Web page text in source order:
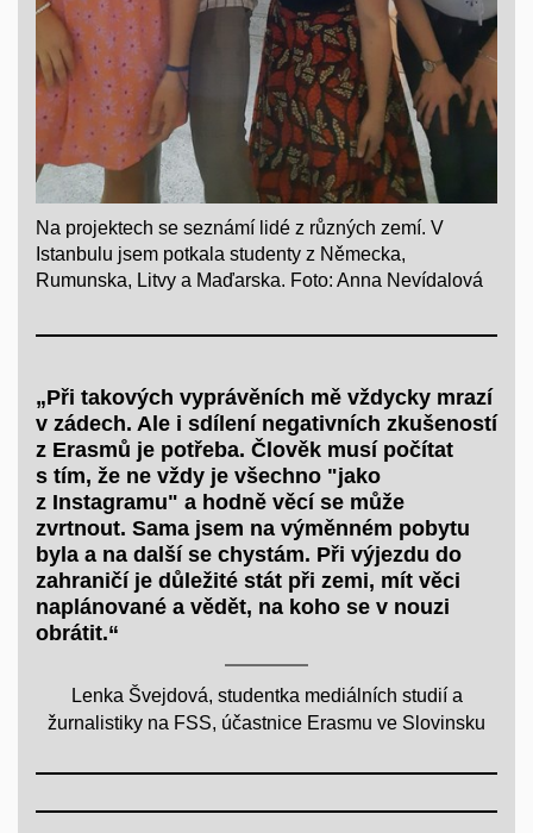
Na projektech se seznámí lidé z různých zemí. V
Istanbulu jsem potkala studenty z Německa,
Rumunska, Litvy a Maďarska. Foto: Anna Nevídalová
„Při takových vyprávěních mě vždycky mrazí
v zádech. Ale i sdílení negativních zkušeností
z Erasmů je potřeba. Člověk musí počítat
s tím, že ne vždy je všechno "jako
z Instagramu" a hodně věcí se může
zvrtnout. Sama jsem na výměnném pobytu
byla a na další se chystám. Při výjezdu do
zahraničí je důležité stát při zemi, mít věci
naplánované a vědět, na koho se v nouzi
obrátit.“
Lenka Švejdová, studentka mediálních studií a
žurnalistiky na FSS, účastnice Erasmu ve Slovinsku